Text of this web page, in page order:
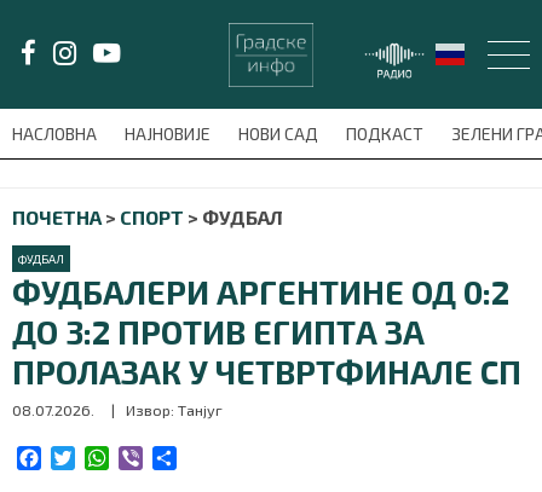
НАСЛОВНА НАЈНОВИЈЕ НОВИ САД ПОДКАСТ ЗЕЛЕНИ
meni'); $this_item = current( wp_filter_object_list(
ПОЧЕТНА > СПОРТ > ФУДБАЛ
ФУДБАЛ
ФУДБАЛЕРИ АРГЕНТИНЕ ОД 0:2
ДО 3:2 ПРОТИВ ЕГИПТА ЗА
ПРОЛАЗАК У ЧЕТВРТФИНАЛЕ СП
08.07.2026. | Извор: Танјуг
W
LAT/ЋИР
НАСЛОВНА
НАЈНОВИЈЕ
НОВИ САД
ПОДКАСТ
ЗЕЛЕНИ ГРАД